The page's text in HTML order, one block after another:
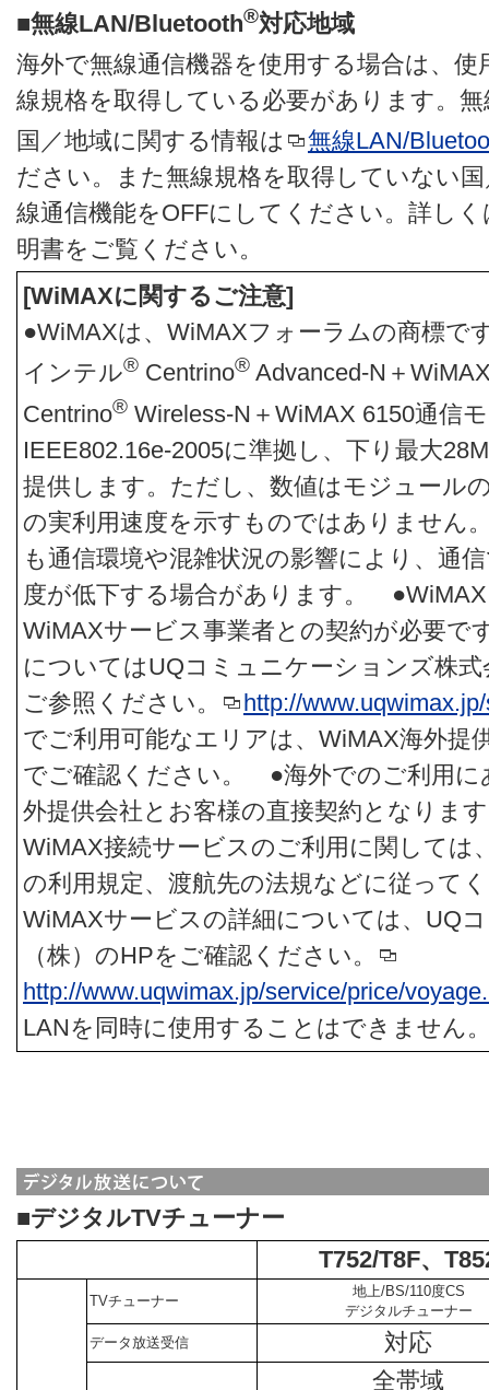
■無線LAN/Bluetooth®対応地域
海外で無線通信機器を使用する場合は、
線規格を取得している必要があります。
国／地域に関する情報は
無線LAN/
ださい。また無線規格を取得していない
線通信機能をOFFにしてください。詳し
明書をご覧ください。
[WiMAXに関するご注意]
●WiMAXは、WiMAXフォーラムの商標
インテル® Centrino® Advanced-N＋
Centrino® Wireless-N＋WiMAX 6150通信
IEEE802.16e-2005に準拠し、下り最大
提供します。ただし、数値はモジュール
の実利用速度を示すものではありません
も通信環境や混雑状況の影響により、通
度が低下する場合があります。
WiMAXサービス事業者との契約が必要
についてはUQコミュニケーションズ株
ご参照ください。
http://
でご利用可能なエリアは、WiMAX海外提
でご確認ください。 ●海外でのご利用に
外提供会社とお客様の直接契約となりま
WiMAX接続サービスのご利用に関しては
の利用規定、渡航先の法規などに従って
WiMAXサービスの詳細については、UQ
（株）のHPをご確認ください。
http://www.uqwimax.jp/service/price/
LANを同時に使用することはできません
■デジタルTVチューナー
T752/T8F、
TVチューナー
地上/BS/110度CS
デジタルチューナー
データ放送受信
対応
全帯域